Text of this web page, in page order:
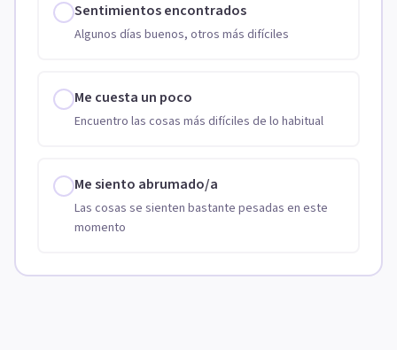
Sentimientos encontrados
Algunos días buenos, otros más difíciles
Me cuesta un poco
Encuentro las cosas más difíciles de lo habitual
Me siento abrumado/a
Las cosas se sienten bastante pesadas en este
momento